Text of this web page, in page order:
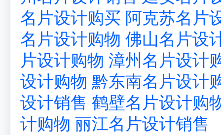
名片设计购买 阿克苏名片
名片设计购物 佛山名片设
片设计购物 漳州名片设计
设计购物 黔东南名片设计
设计销售 鹤壁名片设计购
计购物 丽江名片设计销售